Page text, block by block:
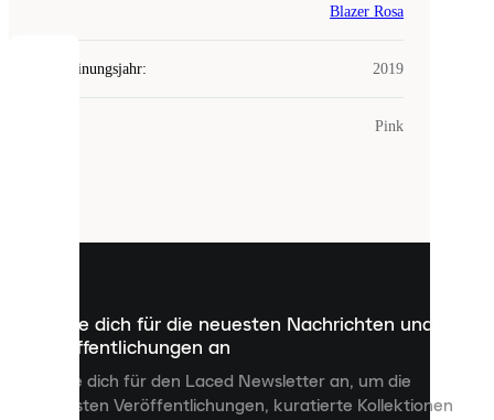
Blazer Rosa
Erscheinungsjahr: 2019
Pink
Melde dich für die neuesten Nachrichten und
Veröffentlichungen an
Melde dich für den Laced Newsletter an, um die
neuesten Veröffentlichungen, kuratierte Kollektionen
COOKIES
kleine
dienen,
Inhalte
anzuzeigen